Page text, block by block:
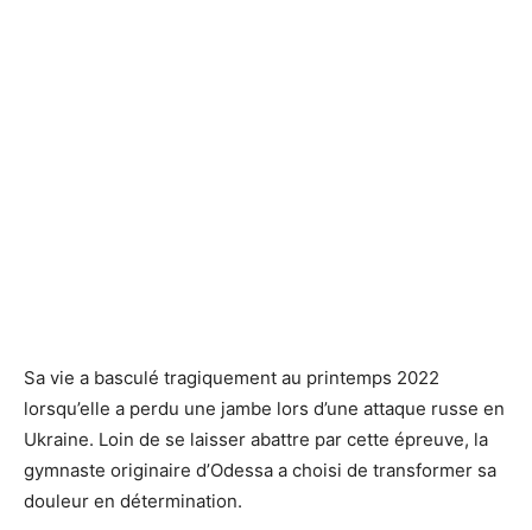
Sa vie a basculé tragiquement au printemps 2022
lorsqu’elle a perdu une jambe lors d’une attaque russe en
Ukraine. Loin de se laisser abattre par cette épreuve, la
gymnaste originaire d’Odessa a choisi de transformer sa
douleur en détermination.